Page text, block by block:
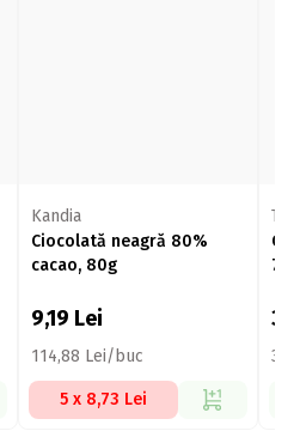
Kandia
Ciocolată neagră 80%
cacao, 80g
9,19 Lei
114,88 Lei/buc
5 x 8,73 Lei